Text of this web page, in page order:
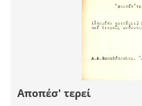
Αποπέσ' τερεί